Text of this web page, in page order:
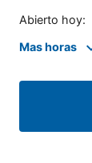
Abierto hoy:
Mas horas